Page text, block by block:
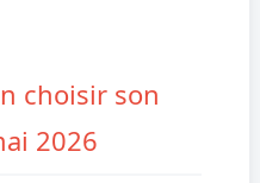
choisir son
2026